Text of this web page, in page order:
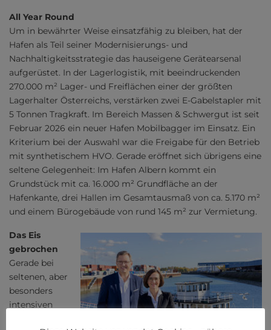
All Year Round
Um in bewährter Weise einsatzfähig zu bleiben, hat der
Hafen als Teil seiner Modernisierungs- und
Nachhaltigkeitsstrategie das hauseigene Gerätearsenal
aufgerüstet. In der Lagerlogistik, mit beeindruckenden
270.000 m² Lager- und Freiflächen einer der größten
Lagerhalter Österreichs, verstärken zwei E-Gabelstapler mit
5 Tonnen Tragkraft. Im Bereich Massen & Schwergut ist seit
Februar 2026 ein neuer Hafen Mobilbagger im Einsatz. Ein
Kriterium bei der Auswahl war die Freigabe für den Betrieb
mit synthetischem HVO. Gerade eröffnet sich übrigens eine
seltene Gelegenheit: Im Hafen Albern kommt ein
Grundstück mit ca. 16.000 m² Grundfläche an der
Hafenkante, drei Hallen im Gesamtausmaß von ca. 5.170 m²
und einem Bürogebäude von rund 145 m² zur Vermietung.
Das Eis
gebrochen
Gerade bei
seltenen, aber
besonders
intensiven